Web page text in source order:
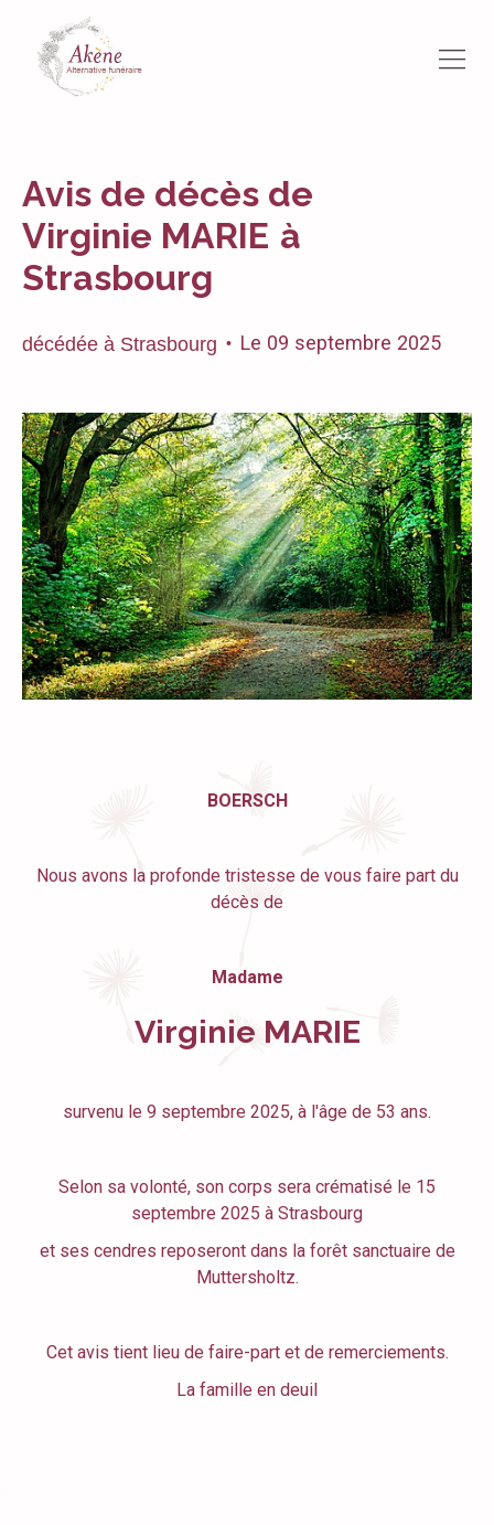
Avis de décès de
Virginie MARIE à
Strasbourg
décédée à Strasbourg • Le 09 septembre 2025
BOERSCH
Nous avons la profonde tristesse de vous faire part du
décès de
Madame
Virginie MARIE
survenu le 9 septembre 2025, à l'âge de 53 ans.
Selon sa volonté, son corps sera crématisé le 15
septembre 2025 à Strasbourg
et ses cendres reposeront dans la forêt sanctuaire de
Muttersholtz.
Cet avis tient lieu de faire-part et de remerciements.
La famille en deuil